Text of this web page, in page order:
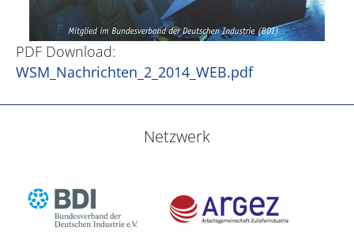
PDF Download:
WSM_Nachrichten_2_2014_WEB.pdf
Netzwerk